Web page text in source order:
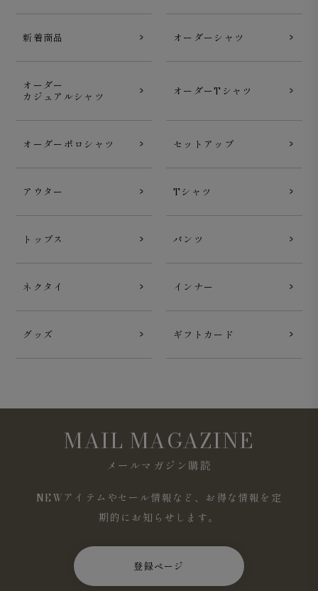
新着商品 オーダーシャツ
オーダー
カジュアルシャツ
オーダーTシャツ
オーダーポロシャツ セットアップ
アウター Tシャツ
トップス パンツ
ネクタイ インナー
グッズ ギフトカード
MAIL MAGAZINE
メールマガジン購読
NEWアイテムやセール情報など、お得な情報を定
期的にお知らせします。
登録ページ